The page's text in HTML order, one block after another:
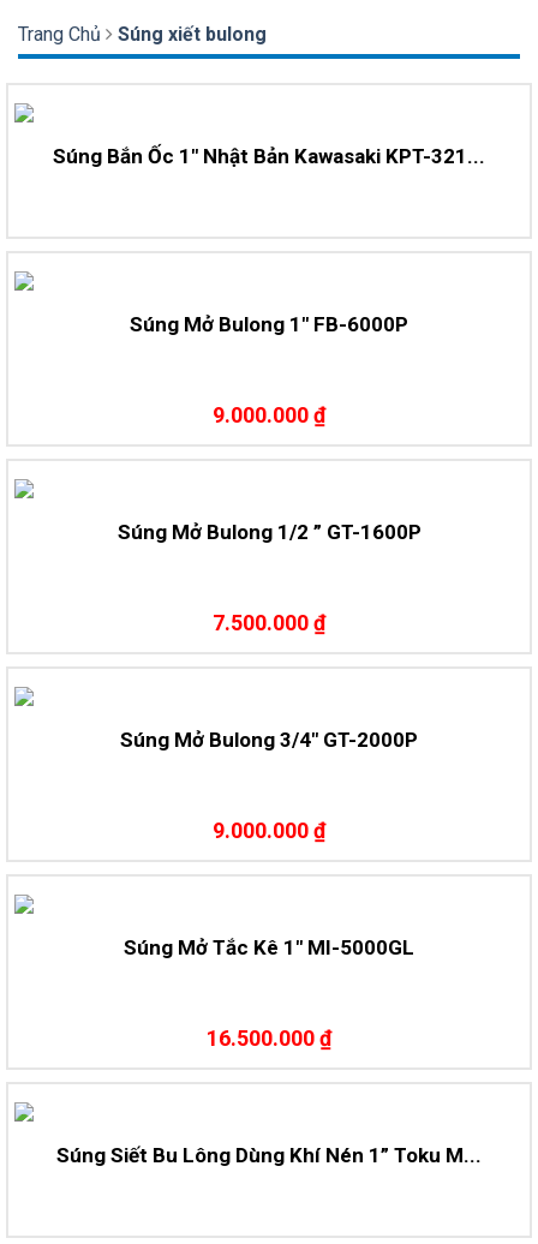
Trang Chủ Súng xiết bulong
Súng Bắn Ốc 1″ Nhật Bản Kawasaki KPT-321...
Súng Mở Bulong 1″ FB-6000P
9.000.000 ₫
Súng Mở Bulong 1/2 ” GT-1600P
7.500.000 ₫
Súng Mở Bulong 3/4″ GT-2000P
9.000.000 ₫
Súng Mở Tắc Kê 1″ MI-5000GL
16.500.000 ₫
Súng Siết Bu Lông Dùng Khí Nén 1” Toku M...